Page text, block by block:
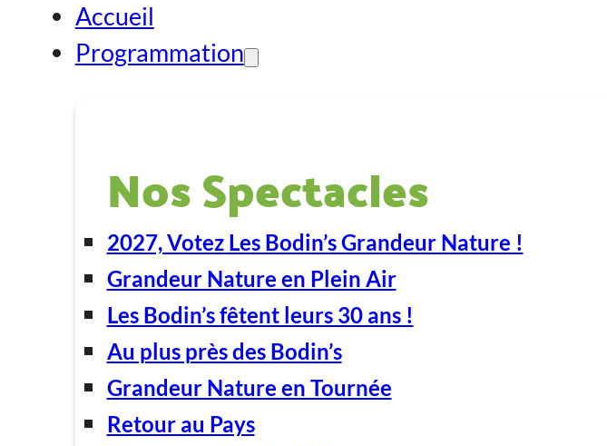
Accueil
Programmation
Nos Spectacles
2027, Votez Les Bodin’s Grandeur Nature !
Grandeur Nature en Plein Air
Les Bodin’s fêtent leurs 30 ans !
Au plus près des Bodin’s
Grandeur Nature en Tournée
Retour au Pays